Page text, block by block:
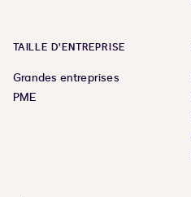
TAILLE D’ENTREPRISE
Grandes entreprises
PME